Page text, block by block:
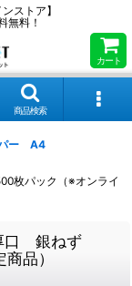
ストア】
無料！
カート
商品検索
パー A4
パック（※オンライ
口 銀ねず
品）